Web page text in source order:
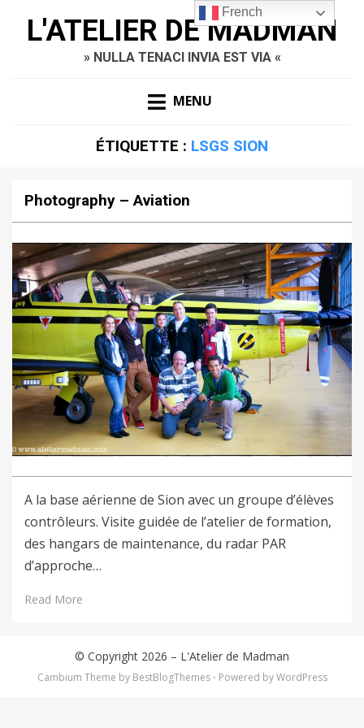
L'ATELIER DE MADMAN
» NULLA TENACI INVIA EST VIA «
MENU
ÉTIQUETTE : LSGS SION
Photography – Aviation
A la base aérienne de Sion avec un groupe d’élèves
contrôleurs. Visite guidée de l’atelier de formation,
des hangars de maintenance, du radar PAR
d’approche…
Read More
© Copyright 2026 – L'Atelier de Madman
Cambium Theme by BestBlogThemes ⋅ Powered byWordPress
French